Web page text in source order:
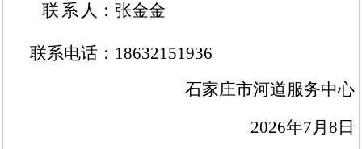
联 系 人： 张金金
联系电话： 18632151936
石家庄市河道服务中心
2026年7月8日